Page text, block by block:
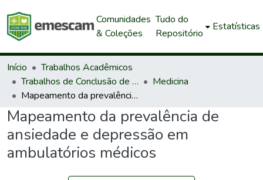
Comunidades
& Coleções
Tudo do
Repositório
Estatísticas
Início
Trabalhos Acadêmicos
Trabalhos de Conclusão de Curso de Graduação
Medicina
Mapeamento da prevalência de ansiedade e depressão em ambulatórios médicos
Mapeamento da prevalência de
ansiedade e depressão em
ambulatórios médicos